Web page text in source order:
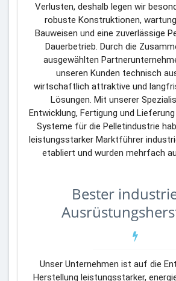
Verlusten, deshalb legen wir
robuste Konstruktionen,
Bauweisen und eine zuverlässige
Dauerbetrieb. Durch die
ausgewählten
unseren Kunden technisch
wirtschaftlich attraktive und
Lösungen. Mit unserer
Entwicklung, Fertigung und
Systeme für die Pelletindustrie
leistungsstarker Marktführer
etabliert und wurden mehrfach
Bester
Unser Unternehmen ist auf die
Herstellung leistungsstarker,